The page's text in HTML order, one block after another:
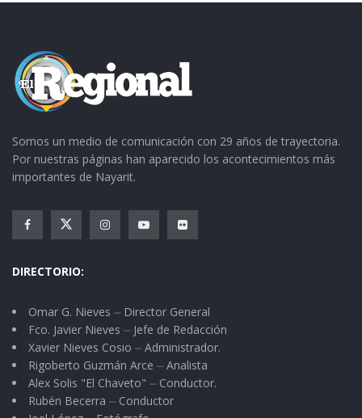
Somos un medio de comunicación con 29 años de trayectoria.
Por nuestras páginas han aparecido los acontecimientos más
importantes de Nayarit.
DIRECTORIO:
Omar G. Nieves ⏤ Director General
Fco. Javier Nieves ⏤ Jefe de Redacción
Xavier Nieves Cosio ⏤ Administrador.
Rigoberto Guzmán Arce ⏤ Analista
Alex Solis "El Chaveto" ⏤ Conductor.
Rubén Becerra ⏤ Conductor